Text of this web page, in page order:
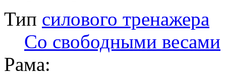
Тип силового тренажера
Со свободными весами
Рама: